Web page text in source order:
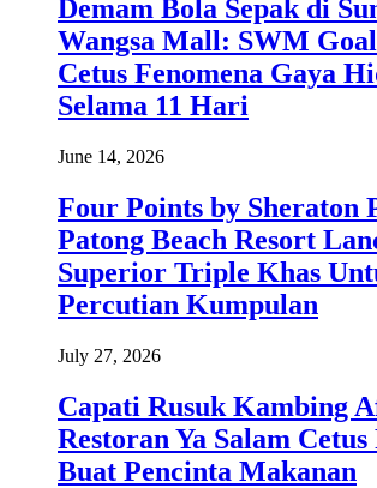
Demam Bola Sepak di
Wangsa Mall: SWM
Cetus Fenomena Gaya
Selama 11 Hari
June 14, 2026
Four Points by Sheraton
Patong Beach Resort
Superior Triple Khas
Percutian Kumpulan
July 27, 2026
Capati Rusuk Kambing
Restoran Ya Salam Cetus
Buat Pencinta Makanan